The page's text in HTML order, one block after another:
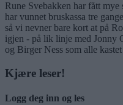
Rune Svebakken har fått mye
har vunnet bruskassa tre
så vi nevner bare kort at på
igjen - på lik linje med Jonny
og Birger Ness som alle
Kjære leser!
Logg deg inn og les